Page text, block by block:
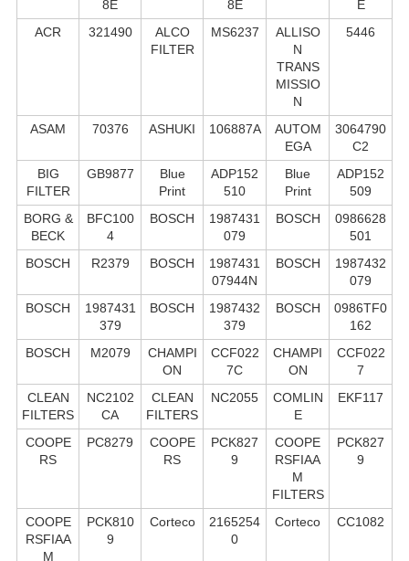
8E
8E
E
ACR
321490
ALCO
FILTER
MS6237
ALLISO
N
TRANS
MISSIO
N
5446
ASAM 70376 ASHUKI 106887A
AUTOM
EGA
3064790
C2
BIG
FILTER
GB9877
Blue
Print
ADP152
510
Blue
Print
ADP152
509
BORG &
BECK
BFC100
4
BOSCH
1987431
079
BOSCH
0986628
501
BOSCH
R2379 BOSCH
1987431
07944N
BOSCH
1987432
079
BOSCH
1987431
379
BOSCH
1987432
379
BOSCH
0986TF0
162
BOSCH
M2079
CHAMPI
ON
CCF022
7C
CHAMPI
ON
CCF022
7
CLEAN
FILTERS
NC2102
CA
CLEAN
FILTERS
NC2055
COMLIN
E
EKF117
COOPE
RS
PC8279
COOPE
RS
PCK827
9
COOPE
RSFIAA
M
FILTERS
PCK827
9
COOPE
RSFIAA
M
PCK810
9
Corteco
2165254
0
Corteco CC1082